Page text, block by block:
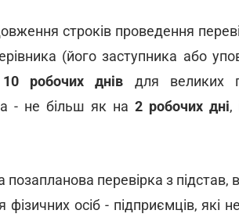
строків проведення
(його заступника або
10 робочих днів для великих
- не більш як на 2 робочих дні,
перевірка з підстав,
фізичних осіб - підприємців,